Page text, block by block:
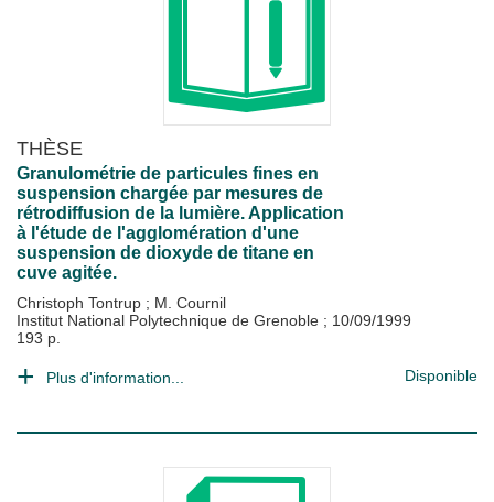
THÈSE
Granulométrie de particules fines en
suspension chargée par mesures de
rétrodiffusion de la lumière. Application
à l'étude de l'agglomération d'une
suspension de dioxyde de titane en
cuve agitée.
Christoph Tontrup ; M. Cournil
Institut National Polytechnique de Grenoble ; 10/09/1999
193 p.
Plus d'information... Disponible